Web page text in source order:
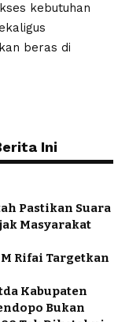
kebutuhan
beras di
Ini
Pastikan Suara
Masyarakat
Rifai Targetkan
Kabupaten
Bukan